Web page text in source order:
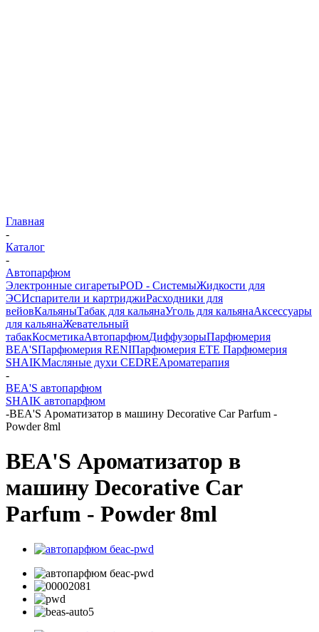
Главная
-
Каталог
-
Автопарфюм
Электронные сигаретыPOD - СистемыЖидкости для
ЭСИспарители и картриджиРасходники для
вейовКальяныТабак для кальянаУголь для кальянаАксессуары
для кальянаЖевательный
табакКосметикаАвтопарфюмДиффузорыПарфюмерия
BEA'SПарфюмерия RENIПарфюмерия ETE Парфюмерия
SHAIKМасляные духи CEDREАроматерапия
-
BEA'S автопарфюм
SHAIK автопарфюм
-BEA'S Ароматизатор в машину Decorative Car Parfum -
Powder 8ml
BEA'S Ароматизатор в
машину Decorative Car
Parfum - Powder 8ml